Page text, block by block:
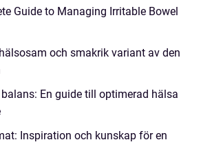
Guide to Managing Irritable Bowel
och smakrik variant av den
En guide till optimerad hälsa
Inspiration och kunskap för en